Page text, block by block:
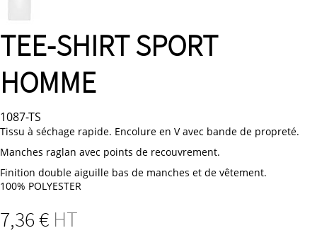
TEE-SHIRT SPORT
HOMME
1087-TS
Tissu à séchage rapide. Encolure en V avec bande de propreté.
Manches raglan avec points de recouvrement.
Finition double aiguille bas de manches et de vêtement.
100% POLYESTER
7,36€ HT